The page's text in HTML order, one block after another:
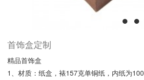
首饰盒定制
精品首饰盒
1、材质：纸盒，裱157克单铜纸，内纸为